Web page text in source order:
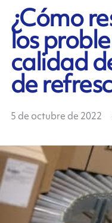
¿Cómo
los
calidad
de
5 de octubre de 2022